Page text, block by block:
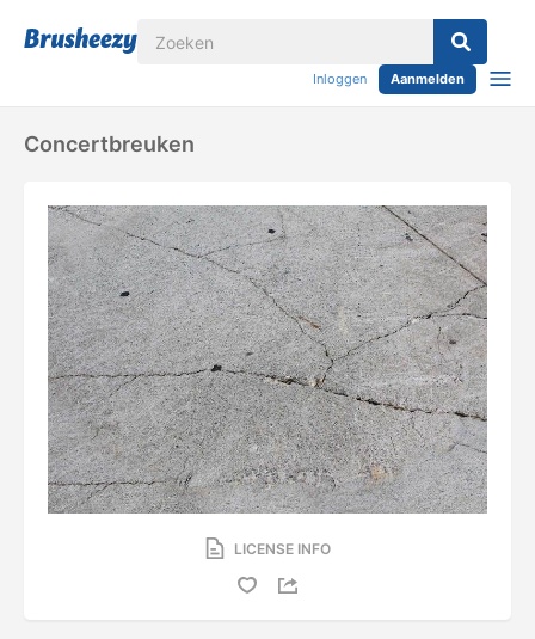
Inloggen Aanmelden
Concertbreuken
LICENSE INFO